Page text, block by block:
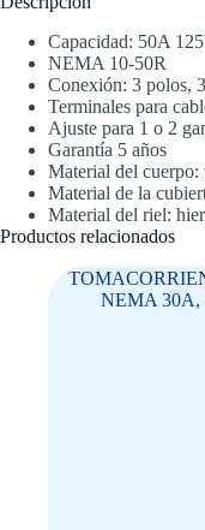
Capacidad: 50A
NEMA 10-50R
Conexión: 3 polos,
Terminales para
Ajuste para 1 o 2
Garantía 5 años
Material del cuerpo:
Material de la
Material del riel:
Productos relacionados